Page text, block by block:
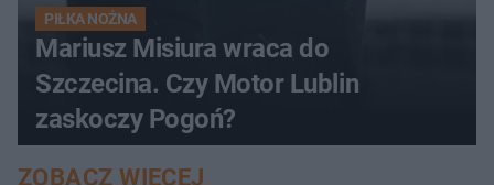
PIŁKA NOŻNA
Mariusz Misiura wraca do
Szczecina. Czy Motor Lublin
zaskoczy Pogoń?
ZOBACZ WIĘCEJ